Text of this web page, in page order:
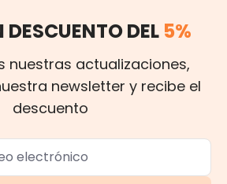
DESCUENTO DEL 5%
nuestras actualizaciones,
newsletter y recibe el
descuento